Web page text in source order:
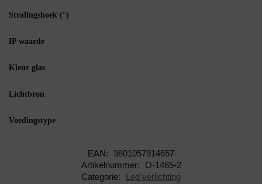
Stralingshoek (°)
IP waarde
Kleur glas
Lichtbron
Voedingstype
EAN:
3801057914657
Artikelnummer:
O-1465-2
Categorie:
Led verlichting